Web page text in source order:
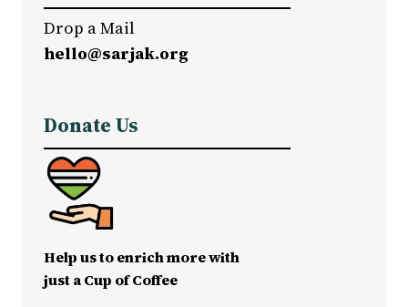
Drop a Mail
hello@sarjak.org
Donate Us
Help us to enrich more with
just a Cup of Coffee